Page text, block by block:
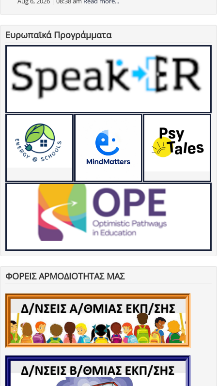
Ευρωπαϊκά Προγράμματα
ΦΟΡΕΙΣ ΑΡΜΟΔΙΟΤΗΤΑΣ ΜΑΣ